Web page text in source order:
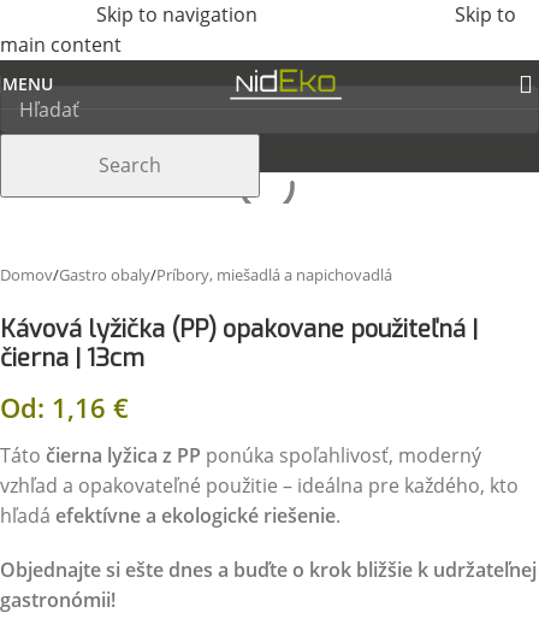
Skip to navigation
Skip to
main content
MENU
Search
Domov/Gastro obaly/Príbory, miešadlá a napichovadlá
Kávová lyžička (PP) opakovane použiteľná |
čierna | 13cm
Od: 1,16 €
Táto čierna lyžica z PP ponúka spoľahlivosť, moderný
vzhľad a opakovateľné použitie – ideálna pre každého, kto
hľadá efektívne a ekologické riešenie.
Objednajte si ešte dnes a buďte o krok bližšie k udržateľnej
gastronómii!